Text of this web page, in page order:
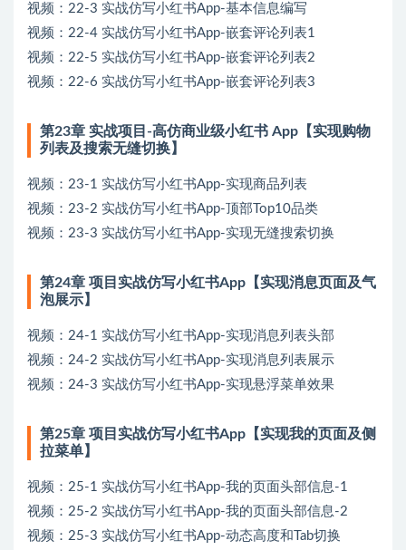
视频：22-3 实战仿写小红书App-基本信息编写
视频：22-4 实战仿写小红书App-嵌套评论列表1
视频：22-5 实战仿写小红书App-嵌套评论列表2
视频：22-6 实战仿写小红书App-嵌套评论列表3
第23章 实战项目-高仿商业级小红书 App【实现购物
列表及搜索无缝切换】
视频：23-1 实战仿写小红书App-实现商品列表
视频：23-2 实战仿写小红书App-顶部Top10品类
视频：23-3 实战仿写小红书App-实现无缝搜索切换
第24章 项目实战仿写小红书App【实现消息页面及气
泡展示】
视频：24-1 实战仿写小红书App-实现消息列表头部
视频：24-2 实战仿写小红书App-实现消息列表展示
视频：24-3 实战仿写小红书App-实现悬浮菜单效果
第25章 项目实战仿写小红书App【实现我的页面及侧
拉菜单】
视频：25-1 实战仿写小红书App-我的页面头部信息-1
视频：25-2 实战仿写小红书App-我的页面头部信息-2
视频：25-3 实战仿写小红书App-动态高度和Tab切换